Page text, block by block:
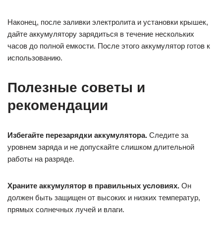
Наконец, после заливки электролита и установки крышек,
дайте аккумулятору зарядиться в течение нескольких
часов до полной емкости. После этого аккумулятор готов к
использованию.
Полезные советы и
рекомендации
Избегайте перезарядки аккумулятора. Следите за
уровнем заряда и не допускайте слишком длительной
работы на разряде.
Храните аккумулятор в правильных условиях. Он
должен быть защищен от высоких и низких температур,
прямых солнечных лучей и влаги.